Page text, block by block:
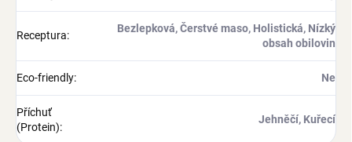
Receptura:
Bezlepková, Čerstvé maso, Holistická, Nízký
obsah obilovin
Eco-friendly: Ne
Příchuť
(Protein):
Jehněčí, Kuřecí